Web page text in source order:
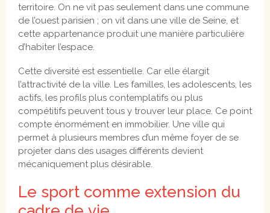
territoire. On ne vit pas seulement dans une commune
de l’ouest parisien ; on vit dans une ville de Seine, et
cette appartenance produit une manière particulière
d’habiter l’espace.
Cette diversité est essentielle. Car elle élargit
l’attractivité de la ville. Les familles, les adolescents, les
actifs, les profils plus contemplatifs ou plus
compétitifs peuvent tous y trouver leur place. Ce point
compte énormément en immobilier. Une ville qui
permet à plusieurs membres d’un même foyer de se
projeter dans des usages différents devient
mécaniquement plus désirable.
Le sport comme extension du